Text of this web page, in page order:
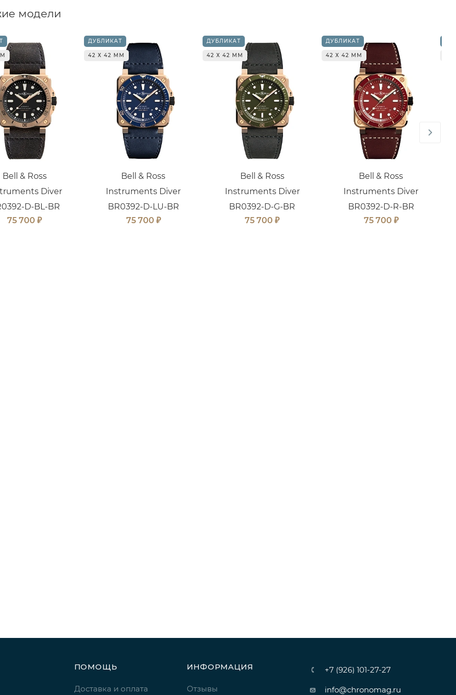
модели
Bell & Ross
Diver
D-BL-BR
75 700 ₽
ДУБЛИКАТ
42 Х 42 ММ
Bell & Ross
Instruments Diver
BR0392-D-LU-BR
75 700 ₽
ДУБЛИКАТ
42 Х 42 ММ
Bell & Ross
Instruments Diver
BR0392-D-G-BR
75 700 ₽
ДУБЛИКАТ
42 Х 42 ММ
Bell & Ross
Instruments Diver
BR0392-D-R-BR
75 700 ₽
ПОМОЩЬ
Доставка и оплата
ИНФОРМАЦИЯ
Отзывы
+7 (926) 101-27-27
info@chronomag.ru